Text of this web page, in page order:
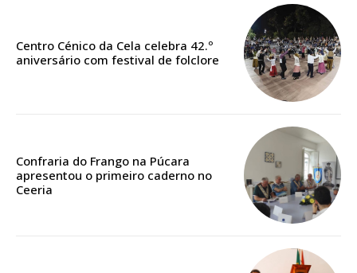
32€
Edição em papel entregue à Quinta-feira em sua
casa
Acesso ao conteúdo online
Acesso aos conteúdos Exclusivos para
Centro Cénico da Cela celebra 42.º
aniversário com festival de folclore
Confraria do Frango na Púcara
apresentou o primeiro caderno no
Ceeria